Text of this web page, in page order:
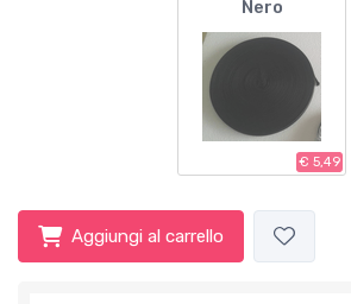
Nero
€ 5,49
Aggiungi al carrello